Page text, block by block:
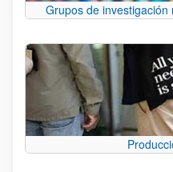
Grupos de investigación